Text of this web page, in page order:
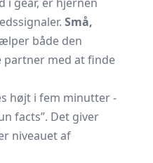
Små,
både den
partner med at finde
højt i fem minutter -
facts”. Det giver
niveauet af